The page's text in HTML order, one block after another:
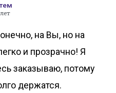
на Вы, но на
и прозрачно! Я
заказываю, потому
держатся.